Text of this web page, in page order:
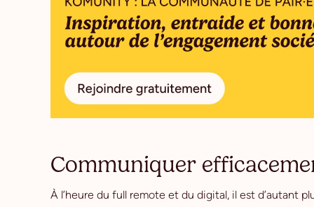
Communiquer
À l’heure du full remote et du digital, il est d’autant